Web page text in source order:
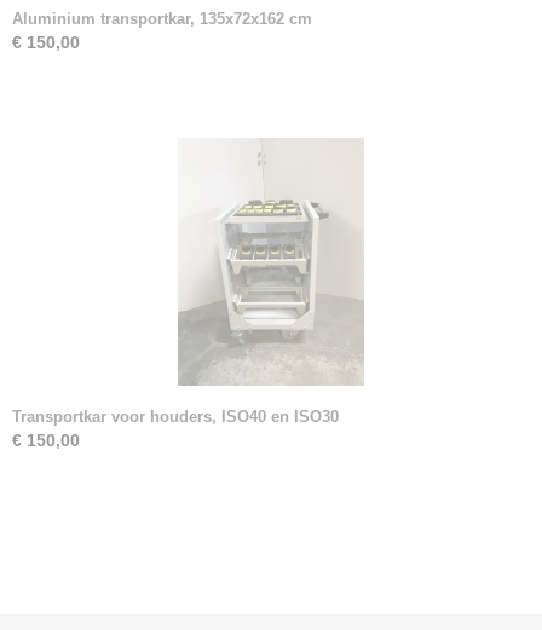
Aluminium transportkar, 135x72x162 cm
€ 150,00
Transportkar voor houders, ISO40 en ISO30
€ 150,00